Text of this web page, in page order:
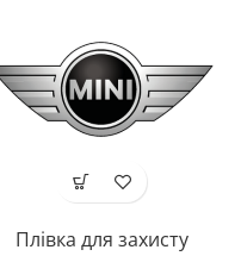
Плівка для захисту